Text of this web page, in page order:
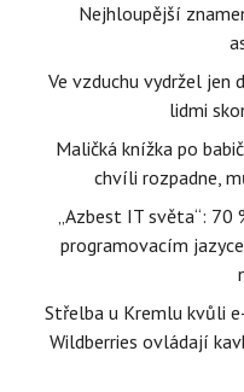
Nejhloupější
Ve vzduchu vydržel jen
lidmi
Maličká knížka po
chvíli rozpadne,
„Azbest IT světa“: 70
programovacím
Střelba u Kremlu kvůli
Wildberries ovládají